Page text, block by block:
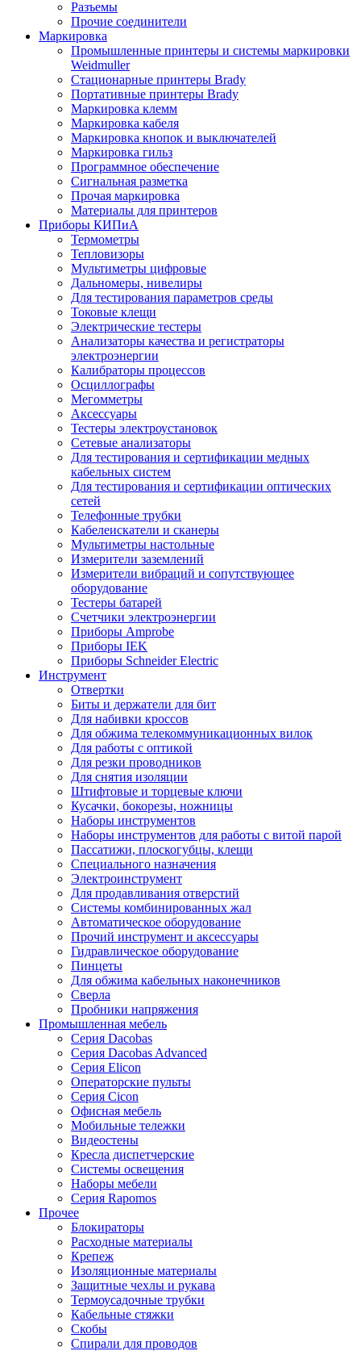
Разъемы
Прочие соединители
Маркировка
Промышленные принтеры и системы маркировки
Weidmuller
Стационарные принтеры Brady
Портативные принтеры Brady
Маркировка клемм
Маркировка кабеля
Маркировка кнопок и выключателей
Маркировка гильз
Программное обеспечение
Сигнальная разметка
Прочая маркировка
Материалы для принтеров
Приборы КИПиА
Термометры
Тепловизоры
Мультиметры цифровые
Дальномеры, нивелиры
Для тестирования параметров среды
Токовые клещи
Электрические тестеры
Анализаторы качества и регистраторы
электроэнергии
Калибраторы процессов
Осциллографы
Мегомметры
Аксессуары
Тестеры электроустановок
Сетевые анализаторы
Для тестирования и сертификации медных
кабельных систем
Для тестирования и сертификации оптических
сетей
Телефонные трубки
Кабелеискатели и сканеры
Мультиметры настольные
Измерители заземлений
Измерители вибраций и сопутствующее
оборудование
Тестеры батарей
Счетчики электроэнергии
Приборы Amprobe
Приборы IEK
Приборы Schneider Electric
Инструмент
Отвертки
Биты и держатели для бит
Для набивки кроссов
Для обжима телекоммуникационных вилок
Для работы с оптикой
Для резки проводников
Для снятия изоляции
Штифтовые и торцевые ключи
Кусачки, бокорезы, ножницы
Наборы инструментов
Наборы инструментов для работы с витой парой
Пассатижи, плоскогубцы, клещи
Специального назначения
Электроинструмент
Для продавливания отверстий
Системы комбинированных жал
Автоматическое оборудование
Прочий инструмент и аксессуары
Гидравлическое оборудование
Пинцеты
Для обжима кабельных наконечников
Сверла
Пробники напряжения
Промышленная мебель
Серия Dacobas
Серия Dacobas Advanced
Серия Elicon
Операторские пульты
Серия Cicon
Офисная мебель
Мобильные тележки
Видеостены
Кресла диспетчерские
Системы освещения
Наборы мебели
Серия Rapomos
Прочее
Блокираторы
Расходные материалы
Крепеж
Изоляционные материалы
Защитные чехлы и рукава
Термоусадочные трубки
Кабельные стяжки
Скобы
Спирали для проводов